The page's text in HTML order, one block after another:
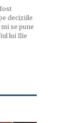
deciziile
se pune
lui Ilie